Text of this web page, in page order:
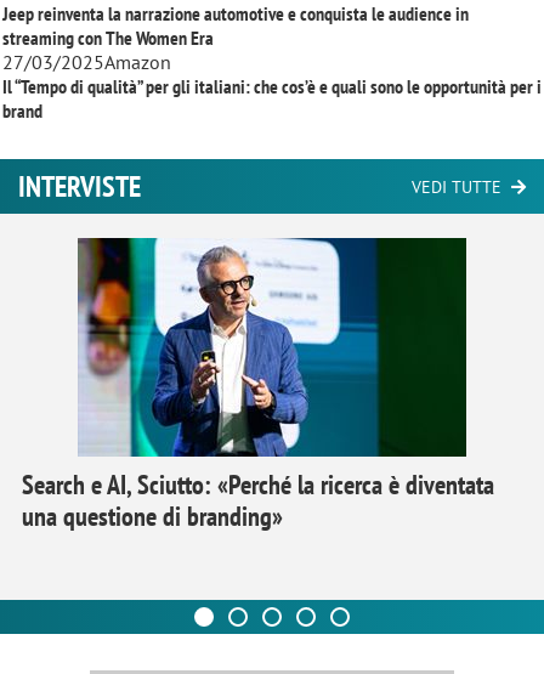
Jeep reinventa la narrazione automotive e conquista le audience in
streaming conThe Women Era
27/03/2025Amazon
Il “Tempo di qualità” per gli italiani: che cos’è e quali sono le opportunità per i
brand
INTERVISTE VEDI TUTTE
Search e AI, Sciutto: «Perché la ricerca è diventata
una questione di branding»